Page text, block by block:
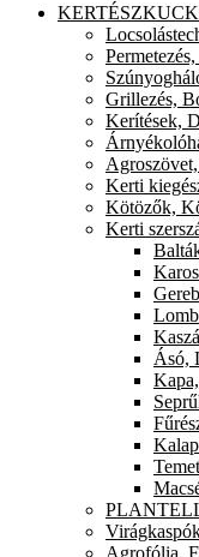
Grillezés,
Kerítések,
Kerti
Kötözők,
Kerti
Ásó,
Agrofólia,